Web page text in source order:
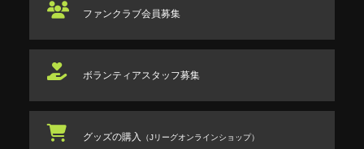
ファンクラブ会員募集
ボランティアスタッフ募集
グッズの購入 （Jリーグオンラインショップ）